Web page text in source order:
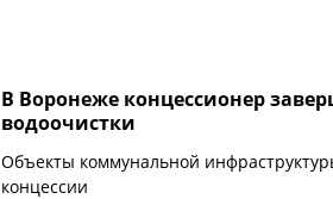
В Воронеже концессионер
водоочистки
Объекты коммунальной
концессии